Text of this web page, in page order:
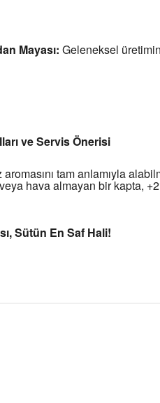
Mayası: Geleneksel
ve Servis Önerisi
tam anlamıyla
hava almayan bir kapta,
Sütün En Saf Hali!